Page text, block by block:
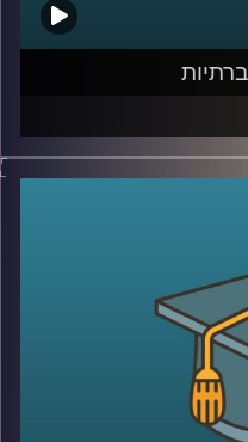
מתקדמות ברפואה לצד
בזמן אמת.
הפכו מפלטפורמה
בחיי רוב האנשים,
אבל גם המון דברים
לנו רע, מתגברים
ועל אף שרובנו מבינים
להתנתק או אפילו להמעיט